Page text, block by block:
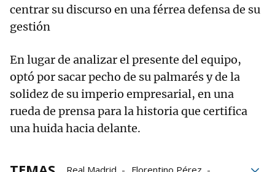
centrar su discurso en una férrea defensa de su
gestión
En lugar de analizar el presente del equipo,
optó por sacar pecho de su palmarés y de la
solidez de su imperio empresarial, en una
rueda de prensa para la historia que certifica
una huida hacia delante.
Real Madrid
Florentino Pérez